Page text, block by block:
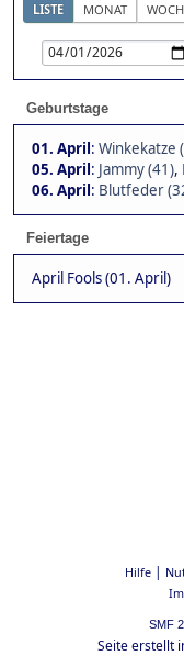
LISTE MONAT
Geburtstage
01. April: Winkekatze
05. April: Jammy (41),
06. April: Blutfeder
Feiertage
April Fools (01. April)
Hilfe|
SMF
Seite erstellt